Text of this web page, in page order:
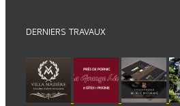
DERNIERS TRAVAUX